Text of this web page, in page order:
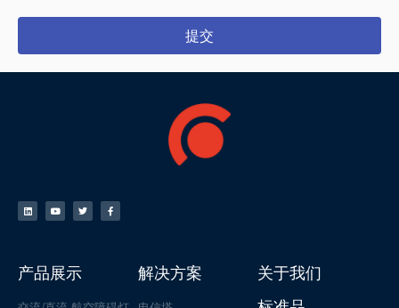
提交
产品展示 解决方案
关于我们